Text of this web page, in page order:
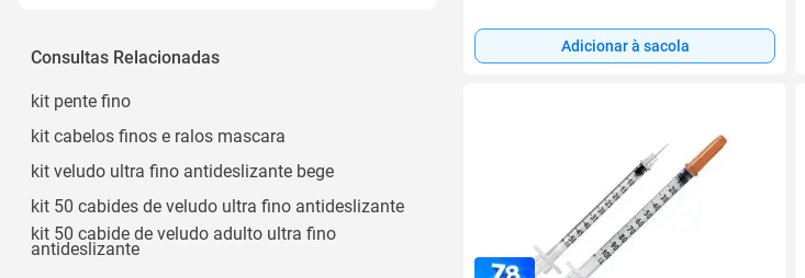
Caneta
Consultas Relacionadas
kit pente fino
kit cabelos finos e ralos mascara
kit veludo ultra fino antideslizante bege
kit 50 cabides de veludo ultra fino antideslizante
kit 50 cabide de veludo adulto ultra fino
antideslizante
Adicionar à sacola